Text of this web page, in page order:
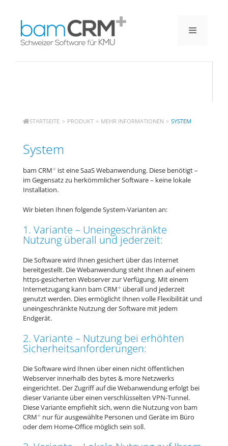
STARTSEITE > PRODUKT > MEHR INFORMATIONEN > SYSTEM
System
bam CRM+ ist eine SaaS Webanwendung. Diese benötigt –
im Gegensatz zu herkömmlicher Software – keine lokale
Installation.
Wir bieten Ihnen folgende System-Varianten an:
1. Variante – Uneingeschränkte
Nutzung überall und jederzeit:
Die Software wird Ihnen gesichert über das Internet
bereitgestellt. Die Webanwendung steht Ihnen auf einem
https-gesicherten Webserver zur Verfügung. Mit einem
Internetzugang kann bam CRM+ überall und jederzeit
genutzt werden. Dies ermöglicht Ihnen volle Flexibilität und
uneingeschränkte Nutzung der Software mit jedem
Endgerät.
2. Variante – Nutzung bei erhöhten
Sicherheitsanforderungen:
Die Software wird Ihnen über einen nicht öffentlichen
Webserver innerhalb des bytes & more Netzwerks
eingerichtet. Der Zugriff auf die Webanwendung erfolgt bei
dieser Variante über einen verschlüsselten VPN-Tunnel.
Diese Variante empfiehlt sich, wenn die Nutzung von bam
CRM+ nur für ausgewählte Personen und Geräte im Büro
oder dem Home-Office möglich sein soll.